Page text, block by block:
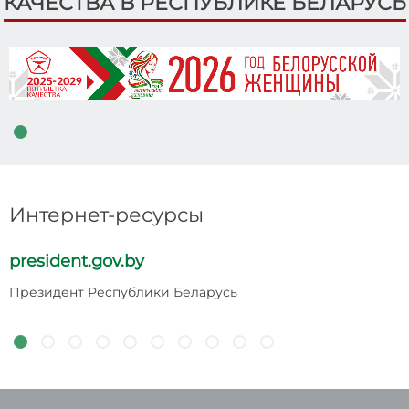
Интернет-ресурсы
president.gov.by
Президент Республики Беларусь